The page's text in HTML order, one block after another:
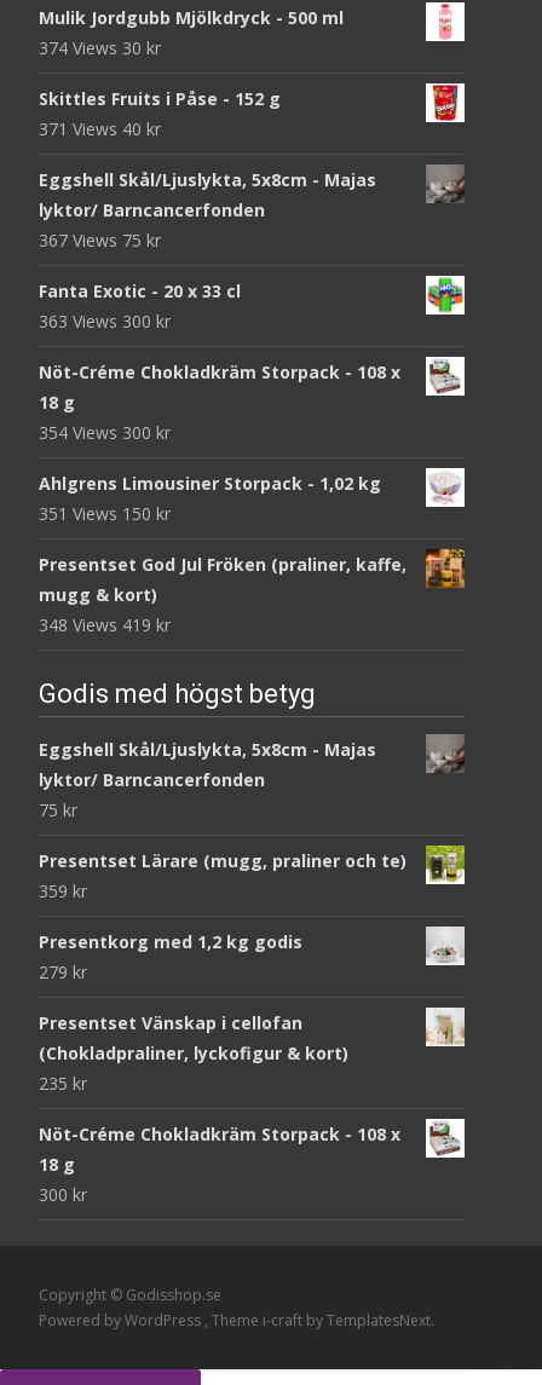
Mulik Jordgubb Mjölkdryck - 500 ml
374 Views 30 kr
Skittles Fruits i Påse - 152 g
371 Views 40 kr
Eggshell Skål/Ljuslykta, 5x8cm - Majas
lyktor/ Barncancerfonden
367 Views 75 kr
Fanta Exotic - 20 x 33 cl
363 Views 300 kr
Nöt-Créme Chokladkräm Storpack - 108 x
18 g
354 Views 300 kr
Ahlgrens Limousiner Storpack - 1,02 kg
351 Views 150 kr
Presentset God Jul Fröken (praliner, kaffe,
mugg & kort)
348 Views 419 kr
Godis med högst betyg
Eggshell Skål/Ljuslykta, 5x8cm - Majas
lyktor/ Barncancerfonden
75 kr
Presentset Lärare (mugg, praliner och te)
359 kr
Presentkorg med 1,2 kg godis
279 kr
Presentset Vänskap i cellofan
(Chokladpraliner, lyckofigur & kort)
235 kr
Nöt-Créme Chokladkräm Storpack - 108 x
18 g
300 kr
Copyright © Godisshop.se
Powered by WordPress , Theme i-craft by TemplatesNext.